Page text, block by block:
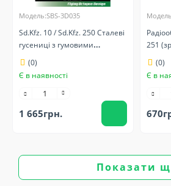
Модель:SBS-3D035
Sd.Kfz. 10 / Sd.Kfz. 250 Сталеві
гусениці з гумовими
накладками
(0)
Є в наявності
1 665грн.
251
(0)
Є в
Показати